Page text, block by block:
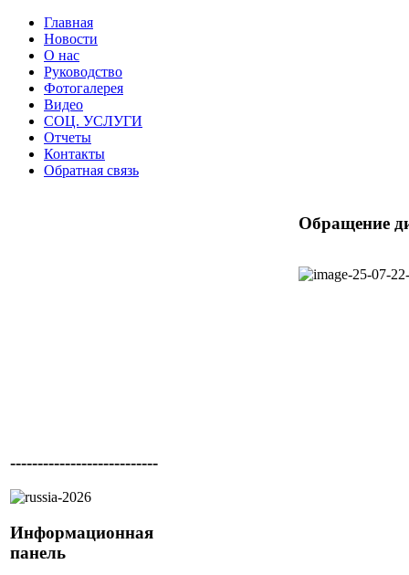
Главная
Новости
О нас
Руководство
Фотогалерея
Видео
СОЦ. УСЛУГИ
Отчеты
Контакты
Обратная связь
---------------------------
Информационная
панель
Обращение